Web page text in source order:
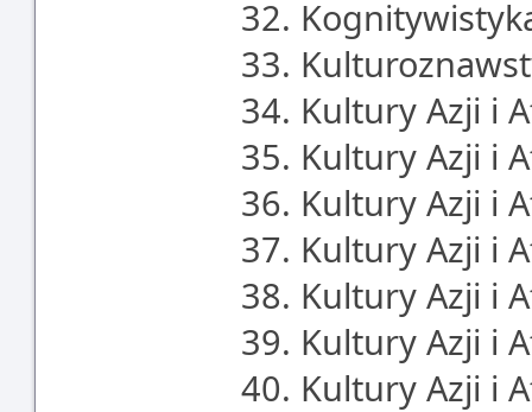
Kultury Azji i
Kultury Azji i
Kultury Azji i
Kultury Azji i
Kultury Azji i
Kultury Azji i
Kultury Azji i